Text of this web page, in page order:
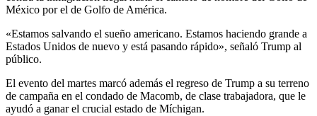
México por el de Golfo de América.
«Estamos salvando el sueño americano. Estamos haciendo grande a
Estados Unidos de nuevo y está pasando rápido», señaló Trump al
público.
El evento del martes marcó además el regreso de Trump a su terreno
de campaña en el condado de Macomb, de clase trabajadora, que le
ayudó a ganar el crucial estado de Míchigan.